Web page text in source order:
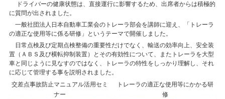
ドライバーの健康状態は、直接運行に影響するため、出席者からは積極的
に質問が出されました。
一般社団法人日本自動車工業会のトレーラ部会を講師に迎え、「トレーラ
の適正な使用等に係る研修」というテーマで開催しました。
日常点検及び定期点検整備の重要性だけでなく、輸送の効率向上、安全装
置（ＡＢＳ及び横転抑制装置）とその有効性について、またトレーラを大型
車と同じように見なすのではなく、トレーラの特性をしっかり理解し、それ
に応じて管理する事を説明されました。
交差点事故防止マニュアル活用セミ
ナー
トレーラの適正な使用等にかかる研
修